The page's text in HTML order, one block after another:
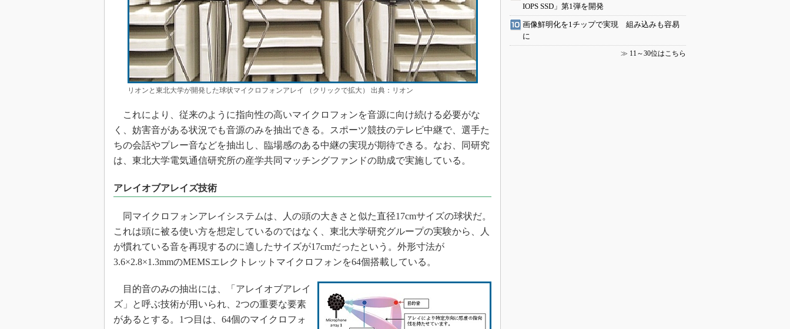
リオンと東北大学が開発した球状マイクロフォンアレイ （クリックで拡大） 出典：リオン
これにより、従来のように指向性の高いマイクロフォンを音源に向け続ける必要がな
く、妨害音がある状況でも音源のみを抽出できる。スポーツ競技のテレビ中継で、選手た
ちの会話やプレー音などを抽出し、臨場感のある中継の実現が期待できる。なお、同研究
は、東北大学電気通信研究所の産学共同マッチングファンドの助成で実施している。
アレイオブアレイズ技術
同マイクロフォンアレイシステムは、人の頭の大きさと似た直径17cmサイズの球状だ。
これは頭に被る使い方を想定しているのではなく、東北大学研究グループの実験から、人
が慣れている音を再現するのに適したサイズが17cmだったという。外形寸法が
3.6×2.8×1.3mmのMEMSエレクトレットマイクロフォンを64個搭載している。
目的音のみの抽出には、「アレイオブアレイ
ズ」と呼ぶ技術が用いられ、2つの重要な要素
があるとする。1つ目は、64個のマイクロフォ
IOPS SSD」第1弾を開発
画像鮮明化を1チップで実現 組み込みも容易
に
≫ 11～30位はこちら